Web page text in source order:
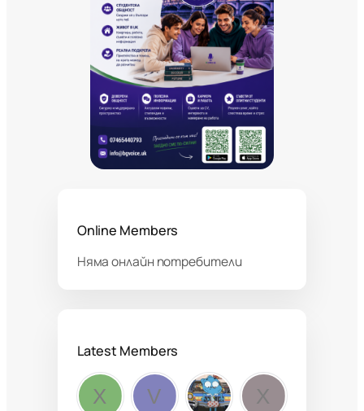
Online Members
Няма онлайн потребители
Latest Members